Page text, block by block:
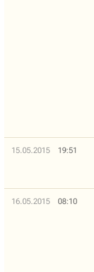
15.05.2015 19:51
16.05.2015 08:10